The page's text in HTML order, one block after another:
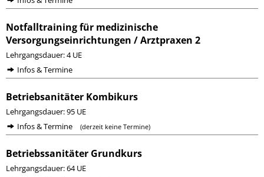
Notfalltraining für medizinische
Versorgungseinrichtungen / Arztpraxen 2
Lehrgangsdauer: 4 UE
Infos & Termine
Betriebsanitäter Kombikurs
Lehrgangsdauer: 95 UE
Infos & Termine
(derzeit keine Termine)
Betriebssanitäter Grundkurs
Lehrgangsdauer: 64 UE